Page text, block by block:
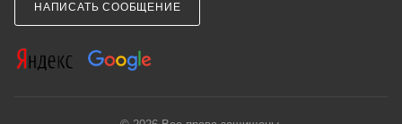
НАПИСАТЬ СООБЩЕНИЕ